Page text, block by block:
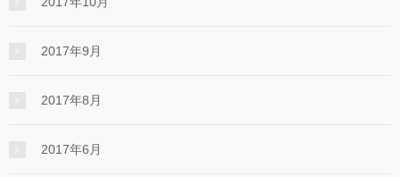
2017年9月
2017年8月
2017年6月